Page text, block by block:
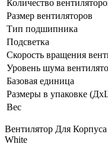
Количество
Размер вентиляторов
Тип подшипника
Подсветка
Скорость вращения
Уровень шума
Базовая единица
Размеры в упаковке
Вес
Вентилятор Для
White